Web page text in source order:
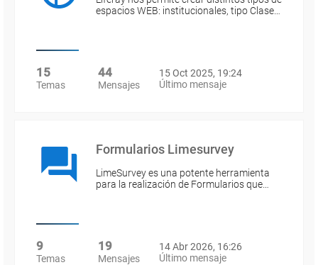
espacios WEB: institucionales, tipo Clase…
15
Temas
44
Mensajes
15 Oct 2025, 19:24
Último mensaje
Formularios Limesurvey
LimeSurvey es una potente herramienta
para la realización de Formularios que…
9
Temas
19
Mensajes
14 Abr 2026, 16:26
Último mensaje